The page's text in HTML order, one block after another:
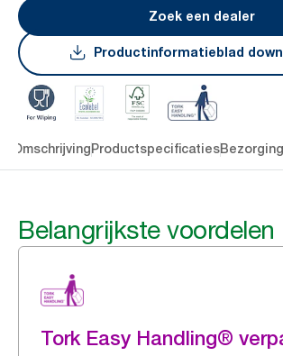
Zoek een dealer
Productinformatieblad
OmschrijvingProductspecificaties
Belangrijkste voordelen
Tork Easy Handling®